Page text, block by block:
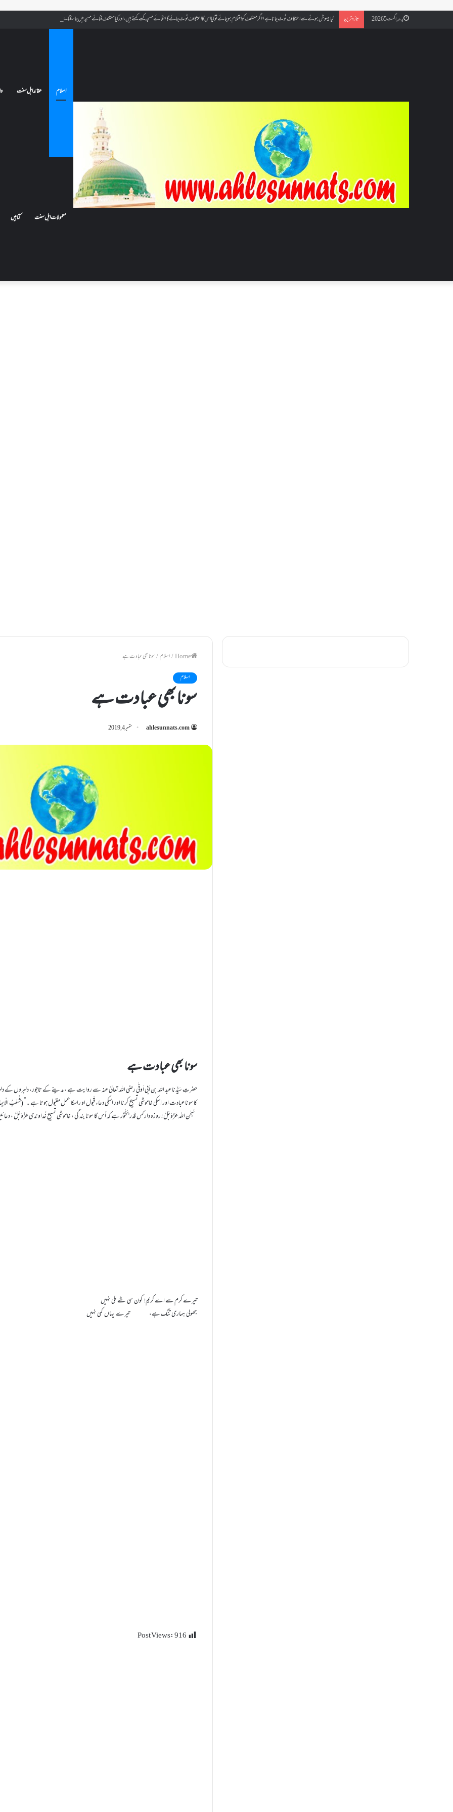
بدھ, اگست 5 2026 تازہ ترین کیا بیہوش ہونے سے اعتکاف ٹوٹ جاتا ہے؟ اگر معتکف کو احتلام ہو جائے تو کیا اس کا اعتکاف ٹوٹ جائے گا؟فنائے مسجد کسے کہتے ہیں ، اور کیا معتکف فنائے مسجد میں جا سکتا ہے؟
اسلام عقائد اہل سنت
معمولات اہل سنت کتابیں
/اسلام/سونا بھی عبادت ہے
اسلام
سونا بھی عبادت ہے
ahlesunnats.com ستمبر 4, 2019
سونا بھی عبادت ہے
حضرتِ سَیِّدُنا عبد اللہ بن اَبی اَوفٰی رضی اللہ تعالیٰ عنہ سے روایت ہے ، مدینے کے تاجور، دلبروں کے
کا سونا عبادت اور اسکی خاموشی تسبیح کرنا اور اسکی دعاء قَبول او راسکا عمل مقبول ہوتا ہے ۔” (شُعَبُ الْایمان ج۳
سُبحٰن اللہ عَزّوَجَلَّ ! روزہ دار کس قَدَر بَخْتوَر ہے کہ اُس کا سونا بند گی ، خاموشی تسبیحِ خُداوندی عَزَّوَجَلَّ ،
تیرے کرم سے اے کریم!کون سی شے ملی نہیں
جھولی ہماری تنگ ہے، تیرے یہاں کمی نہیں
Post Views:916